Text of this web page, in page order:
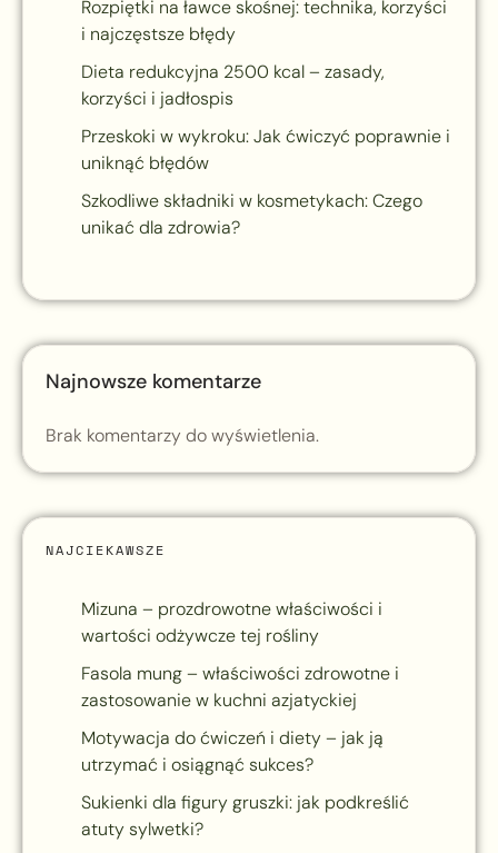
Rozpiętki na ławce skośnej: technika, korzyści
i najczęstsze błędy
Dieta redukcyjna 2500 kcal – zasady,
korzyści i jadłospis
Przeskoki w wykroku: Jak ćwiczyć poprawnie i
uniknąć błędów
Szkodliwe składniki w kosmetykach: Czego
unikać dla zdrowia?
Najnowsze komentarze
Brak komentarzy do wyświetlenia.
NAJCIEKAWSZE
Mizuna – prozdrowotne właściwości i
wartości odżywcze tej rośliny
Fasola mung – właściwości zdrowotne i
zastosowanie w kuchni azjatyckiej
Motywacja do ćwiczeń i diety – jak ją
utrzymać i osiągnąć sukces?
Sukienki dla figury gruszki: jak podkreślić
atuty sylwetki?